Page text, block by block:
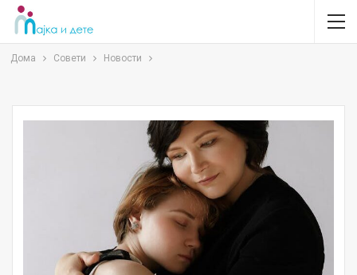
Дома Совети Новости